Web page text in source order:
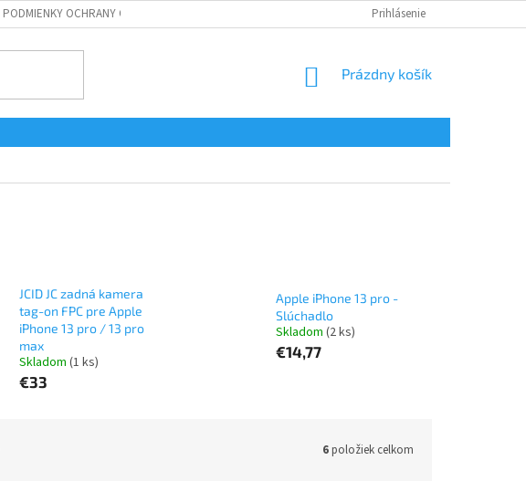
PODMIENKY OCHRANY OSOBNÝCH ÚDAJOV Prihlásenie
NÁKUPNÝ
Prázdny košík
JCID JC zadná kamera
tag-on FPC pre Apple
iPhone 13 pro / 13 pro
max
Skladom (1 ks)
€33
Apple iPhone 13 pro -
Slúchadlo
Skladom (2 ks)
€14,77
6položiek celkom